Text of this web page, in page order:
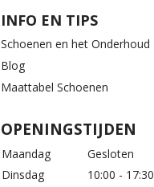
INFO EN TIPS
Schoenen en het Onderhoud
Blog
Maattabel Schoenen
OPENINGSTIJDEN
Maandag
Gesloten
Dinsdag
10:00 - 17:30